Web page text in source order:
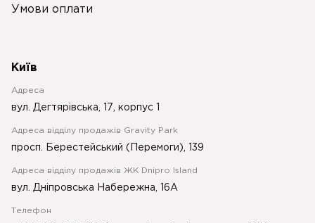
Умови оплати
Київ
Адреса
вул. Дегтярівська, 17, корпус 1
Адреса відділу продажів Gravity Park
просп. Берестейський (Перемоги), 139
Адреса відділу продажів ЖК Dnipro Island
вул. Дніпровська Набережна, 16А
Телефон